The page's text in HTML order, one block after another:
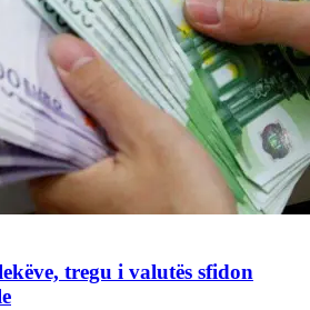
tregu i valutës sfidon